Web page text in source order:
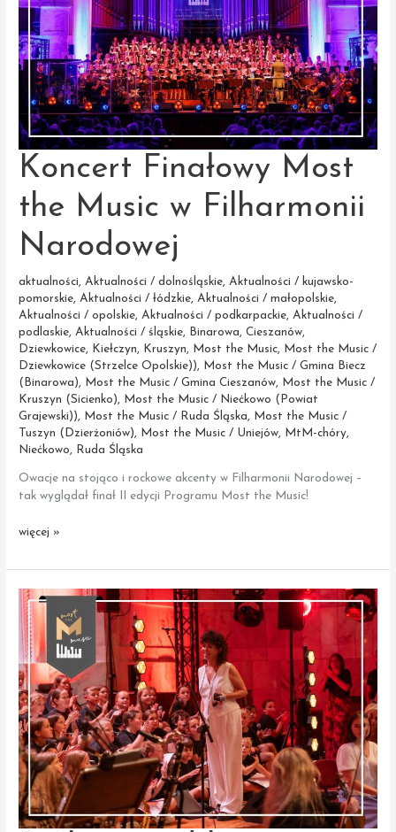
Koncert Finałowy Most
the Music w Filharmonii
Narodowej
aktualności,Aktualności / dolnośląskie,Aktualności / kujawsko-
pomorskie,Aktualności / łódzkie,Aktualności / małopolskie,
Aktualności / opolskie,Aktualności / podkarpackie,Aktualności /
podlaskie,Aktualności / śląskie, Binarowa,Cieszanów,
Dziewkowice, Kiełczyn, Kruszyn, Most the Music,
Most the Music /
Dziewkowice (Strzelce Opolskie)),
Most the Music / Gmina Biecz
(Binarowa), Most the Music / Gmina Cieszanów,
Most the Music /
Kruszyn (Sicienko),
Most the Music / Niećkowo (Powiat
Grajewski)), Most the Music / Ruda Śląska,
Most the Music /
Tuszyn (Dzierżoniów), Most the Music / Uniejów, MtM-chóry,
Niećkowo, Ruda Śląska
Owacje na stojąco i rockowe akcenty w Filharmonii Narodowej –
tak wyglądał finał II edycji Programu Most the Music!
Koncert
Most
Music
w Filharmonii
Narodowej
więcej »